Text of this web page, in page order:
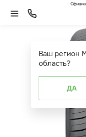
Ваш регион
область?
ДА